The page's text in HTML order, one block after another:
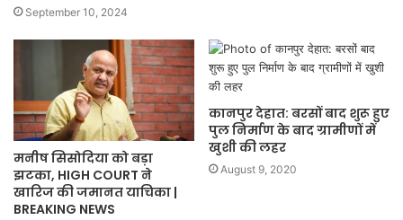
September 10, 2024
मनीष सिसोदिया को बड़ा
झटका, HIGH COURT ने
खारिज की जमानत याचिका |
BREAKING NEWS
कानपुर देहात: बरसों बाद शुरू हुए
पुल निर्माण के बाद ग्रामीणों में
खुशी की लहर
August 9, 2020